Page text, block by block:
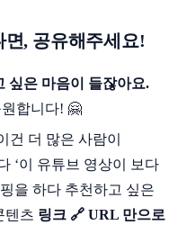
, 공유해주세요!
싶은 마음이 들잖아요.
합니다! 🤗
건 더 많은 사람이
‘이 유튜브 영상이 보다
을 하다 추천하고 싶은
텐츠 링크 🔗 URL 만으로